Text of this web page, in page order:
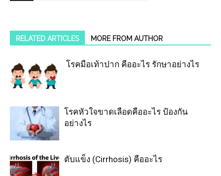
RELATED ARTICLES MORE FROM AUTHOR
โรคมือเท้าปาก คืออะไร รักษาอย่างไร
โรคหัวใจขาดเลือดคืออะไร ป้องกัน
อย่างไร
ตับแข็ง (Cirrhosis) คืออะไร